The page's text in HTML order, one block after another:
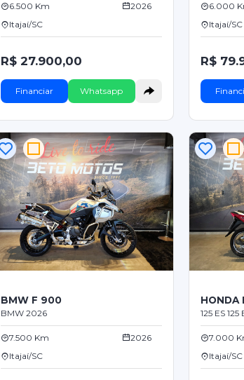
6.500 Km
2026
Itajaí/SC
R$ 27.900,00
Financiar Whatsapp
6.000
Itajaí/SC
R$
BMW F 900
BMW 2026
7.500 Km
2026
Itajaí/SC
HONDA
125 ES 125
7.000
Itajaí/SC